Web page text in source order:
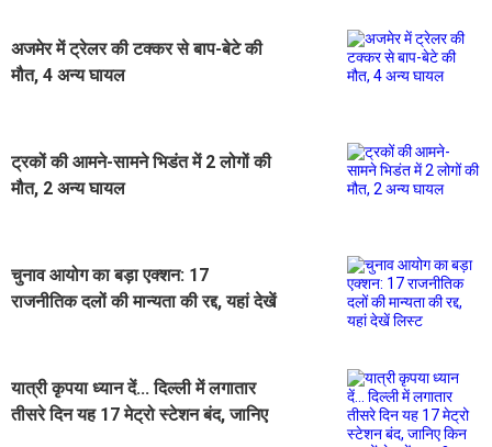
अजमेर में ट्रेलर की टक्कर से बाप-बेटे की
मौत, 4 अन्य घायल
ट्रकों की आमने-सामने भिडंत में 2 लोगों की
मौत, 2 अन्य घायल
चुनाव आयोग का बड़ा एक्शन: 17
राजनीतिक दलों की मान्यता की रद्द, यहां देखें
यात्री कृपया ध्यान दें... दिल्ली में लगातार
तीसरे दिन यह 17 मेट्रो स्टेशन बंद, जानिए